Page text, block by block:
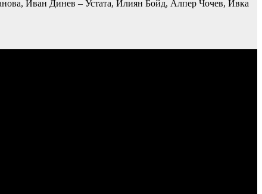
Иван Динев – Устата, Илиян Бойд, Алпер Чочев, Ивка